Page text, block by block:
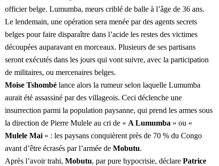
officier belge. Lumumba, meurs criblé de balle à l’âge de 36 ans.
Le lendemain, une opération sera menée par des agents secrets
belges pour faire disparaître dans l’acide les restes des victimes
découpées auparavant en morceaux. Plusieurs de ses partisans
seront exécutés dans les jours qui vont suivre, avec la participation
de militaires, ou mercenaires belges.
Moise Tshombé lance alors la rumeur selon laquelle Lumumba
aurait été assassiné par des villageois. Ceci déclenche une
insurrection parmi la population paysanne, qui prend les armes sous
la direction de Pierre Mulele au cri de « A Lumumba » ou «
Mulele Mai » : les paysans conquièrent près de 70 % du Congo
avant d’être écrasés par l’armée de Mobutu.
Après l’avoir trahi, Mobutu, par pure hypocrisie, déclare Patrice